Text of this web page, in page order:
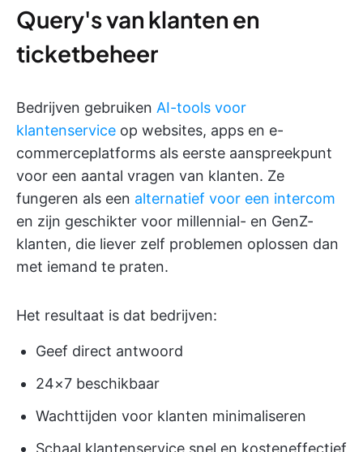
Query's van klanten en
ticketbeheer
Bedrijven gebruiken AI-tools voor
klantenservice op websites, apps en e-
commerceplatforms als eerste aanspreekpunt
voor een aantal vragen van klanten. Ze
fungeren als een alternatief voor een intercom
en zijn geschikter voor millennial- en GenZ-
klanten, die liever zelf problemen oplossen dan
met iemand te praten.
Het resultaat is dat bedrijven:
Geef direct antwoord
24×7 beschikbaar
Wachttijden voor klanten minimaliseren
Schaal klantenservice snel en kosteneffectief